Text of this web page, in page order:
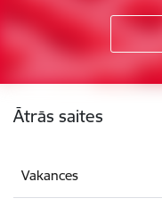
Ātrās saites
Vakances